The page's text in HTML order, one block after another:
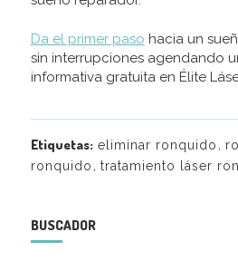
Da el primer paso hacia un
sin interrupciones agendando
informativa gratuita en Élite
Etiquetas: eliminar ronquido ,
ronquido , tratamiento láser
BUSCADOR